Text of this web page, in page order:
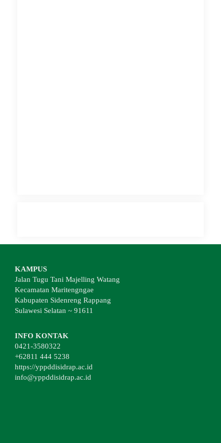
KAMPUS
Jalan Tugu Tani Majelling Watang
Kecamatan Maritengngae
Kabupaten Sidenreng Rappang
Sulawesi Selatan ~ 91611
INFO KONTAK
0421-3580322
+62811 444 5238
https://yppddisidrap.ac.id
info@yppddisidrap.ac.id